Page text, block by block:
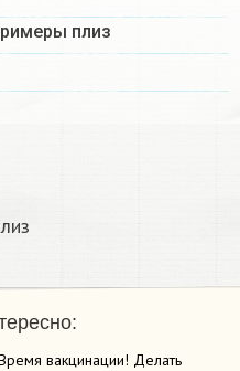
плиз​
вакцинации! Делать